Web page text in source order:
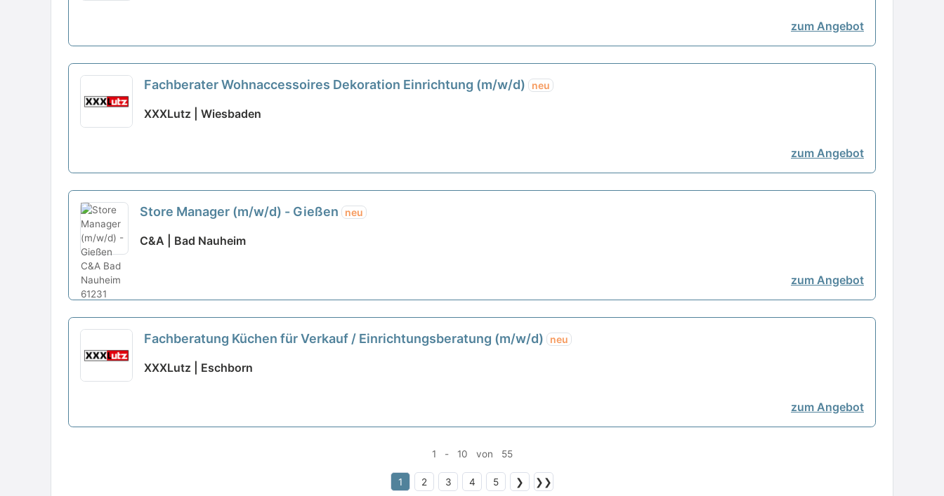
zum Angebot
Fachberater Wohnaccessoires Dekoration Einrichtung (m/w/d) neu
XXXLutz | Wiesbaden
zum Angebot
Store Manager (m/w/d) - Gießen neu
C&A | Bad Nauheim
zum Angebot
Fachberatung Küchen für Verkauf / Einrichtungsberatung (m/w/d) neu
XXXLutz | Eschborn
zum Angebot
1 - 10 von 55
1 2 3 4 5 ❯ ❯❯